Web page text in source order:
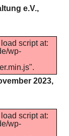
e.V.,
script at:
wp-
2023,
script at:
wp-